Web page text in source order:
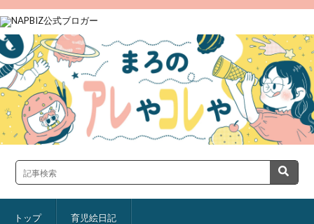
トップ 育児絵日記